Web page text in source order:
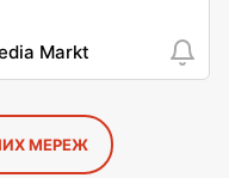
Markt
МЕРЕЖ